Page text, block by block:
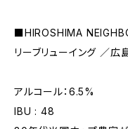
■HIROSHIMA
リーブリューイング ／広
アルコール：6.5%
IBU : 48